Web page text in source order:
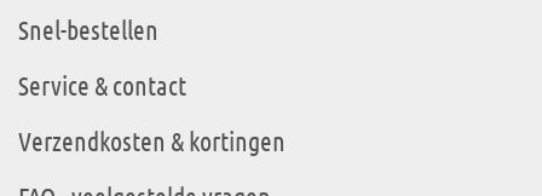
Snel-bestellen
Service & contact
Verzendkosten & kortingen